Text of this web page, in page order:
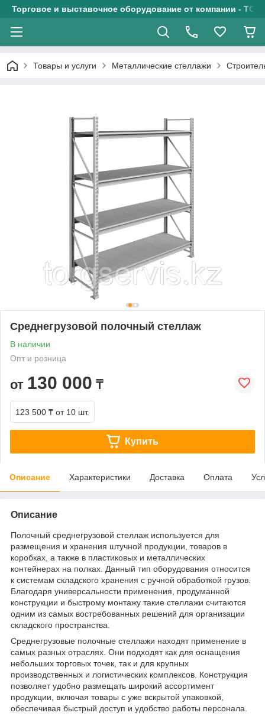
Торговое и выставочное оборудование от компании - ТОО
Товары и услуги Металлические стеллажи
Среднегрузовой полочный стеллаж
В наличии
Опт и розница
от 130 000 ₸
123 500 ₸ от 10 шт.
Купить
Описание Характеристики Доставка Оплата
Описание
Полочный среднегрузовой стеллаж используется для
размещения и хранения штучной продукции, товаров в
коробках, а также в пластиковых и металлических
контейнерах на полках. Данный тип оборудования относится
к системам складского хранения с ручной обработкой грузов.
Благодаря универсальности применения, продуманной
конструкции и быстрому монтажу такие стеллажи считаются
одним из самых востребованных решений для организации
складского пространства.
Среднегрузовые полочные стеллажи находят применение в
самых разных отраслях. Они подходят как для оснащения
небольших торговых точек, так и для крупных
производственных и логистических комплексов. Конструкция
позволяет удобно размещать широкий ассортимент
продукции, включая товары с уже вскрытой упаковкой,
обеспечивая быстрый доступ и удобство работы персонала.